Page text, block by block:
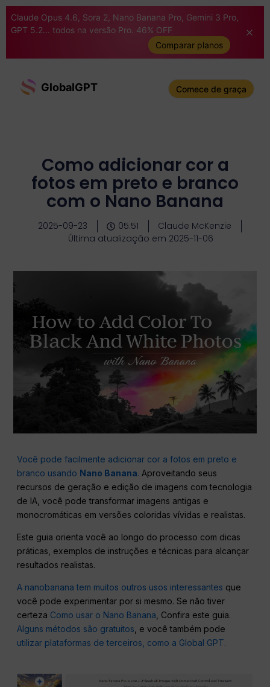
Claude Opus 4.6, Sora 2, Nano Banana Pro, Gemini 3 Pro,
GPT 5.2... todos na versão Pro. 46% OFF
Comparar planos
GlobalGPT Comece de graça
Como adicionar cor a
fotos em preto e branco
com o Nano Banana
2025-09-23 05:51
Claude McKenzie
Última atualização em 2025-11-06
Você pode facilmente adicionar cor a fotos em preto e
branco usando Nano Banana.Aproveitando seus
recursos de geração e edição de imagens com tecnologia
de IA, você pode transformar imagens antigas e
monocromáticas em versões coloridas vívidas e realistas.
Este guia orienta você ao longo do processo com dicas
práticas, exemplos de instruções e técnicas para alcançar
resultados realistas.
A nanobanana tem muitos outros usos interessantes que
você pode experimentar por si mesmo. Se não tiver
certeza Como usar o Nano Banana, Confira este guia.
Alguns métodos são gratuitos, e você também pode
utilizar plataformas de terceiros, como a Global GPT.